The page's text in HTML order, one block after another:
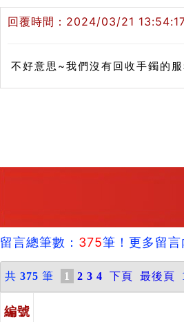
回覆時間：2024/03/21
不好意思~我們沒有回收手鐲的服
留言總筆數： 375筆！更多留
共 375 筆 1 2 3 4 下頁 最後頁
編號